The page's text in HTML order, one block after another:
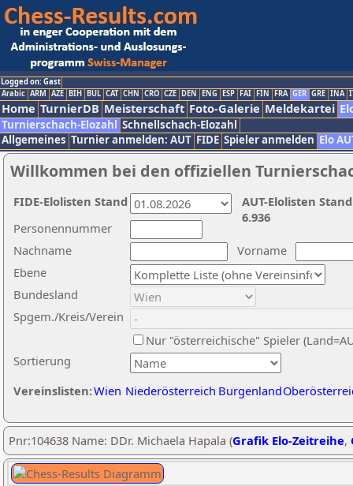
Logged on: Gast
Arabic ARM AZE BIH BUL CAT CHN CRO CZE DEN ENG ESP FAI FIN FRA GER GRE INA
Home TurnierDB Meisterschaft Foto-Galerie Meldekartei
Turnierschach-Elozahl Schnellschach-Elozahl
Allgemeines Turnier anmelden: AUT FIDE Spieler anmelden Elo
Willkommen bei den offiziellen
Nachname
Vorname
Ebene
Sortierung
Personennummer
Bundesland
Spgem./Kreis/Verein
Nur "österreichische" Spieler
Vereinslisten:Wien Niederösterreich Burgenland
AUT-Elolisten
6.936
FIDE-Elolisten Stand
Pnr:104638 Name: DDr. Michaela Hapala (Grafik Elo-Zeitreihe,